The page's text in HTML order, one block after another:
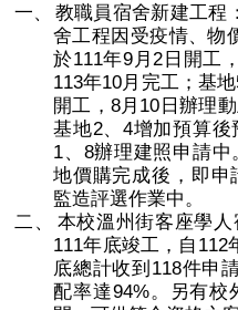
一、
教職員宿舍新建工程
舍工程因受疫情、物
於111年9月2 日開工
113年10月完工；基地
開工， 8月 10 日辦理
基地2、 4增加預算後
1、 8辦理建照申請中
地價購完成後，即申
監造評選作業中。
二、
本校溫州街客座學
111年底竣工，自 112
底總計收到 118件申
配率達94%。另有校